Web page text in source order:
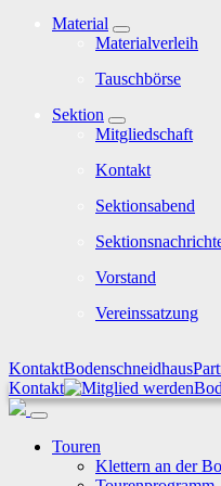
Material
Materialverleih
Tauschbörse
Sektion
Mitgliedschaft
Kontakt
Sektionsabend
Vorstand
Vereinssatzung
KontaktBodenschneidhaus
Kontakt
Touren
Klettern an der